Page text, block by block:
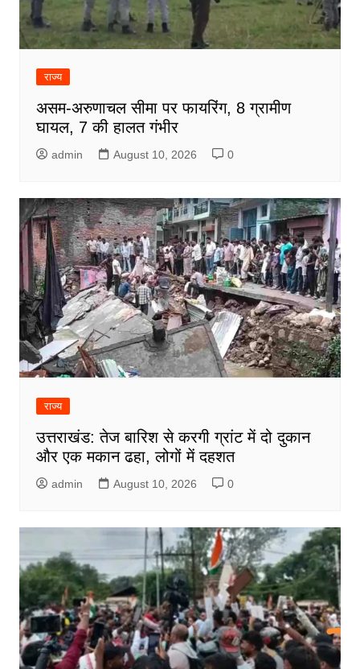
राज्य
असम-अरुणाचल सीमा पर फायरिंग, 8 ग्रामीण
घायल, 7 की हालत गंभीर
admin August 10, 2026 0
राज्य
उत्तराखंड: तेज बारिश से करगी ग्रांट में दो दुकान
और एक मकान ढहा, लोगों में दहशत
admin August 10, 2026 0